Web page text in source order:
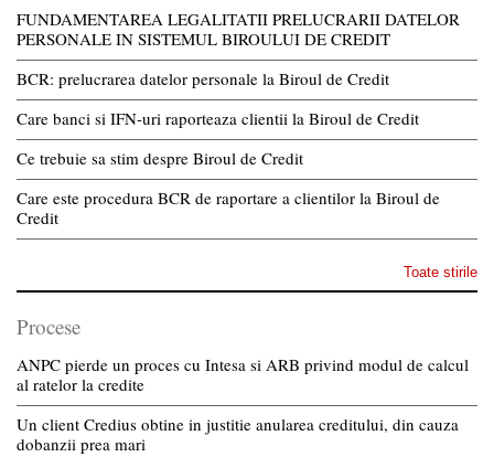
FUNDAMENTAREA LEGALITATII PRELUCRARII DATELOR
PERSONALE IN SISTEMUL BIROULUI DE CREDIT
BCR: prelucrarea datelor personale la Biroul de Credit
Care banci si IFN-uri raporteaza clientii la Biroul de Credit
Ce trebuie sa stim despre Biroul de Credit
Care este procedura BCR de raportare a clientilor la Biroul de
Credit
Toate stirile
Procese
ANPC pierde un proces cu Intesa si ARB privind modul de calcul
al ratelor la credite
Un client Credius obtine in justitie anularea creditului, din cauza
dobanzii prea mari